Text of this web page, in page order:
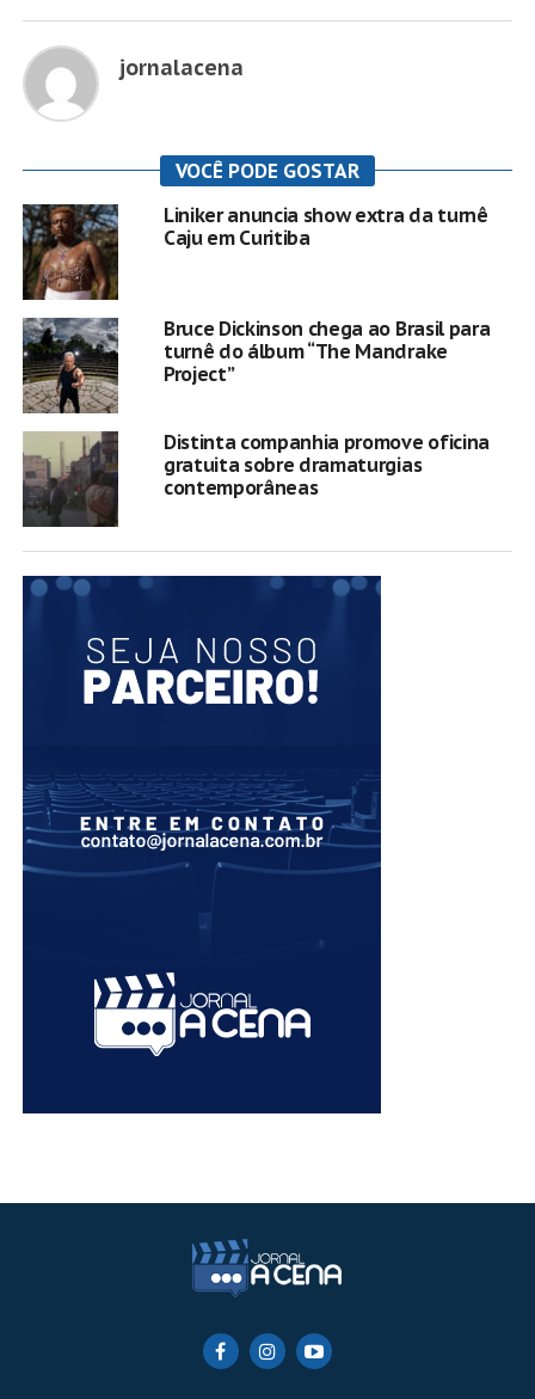
jornalacena
VOCÊ PODE GOSTAR
Liniker anuncia show extra da turnê
Caju em Curitiba
Bruce Dickinson chega ao Brasil para
turnê do álbum “The Mandrake
Project”
Distinta companhia promove oficina
gratuita sobre dramaturgias
contemporâneas